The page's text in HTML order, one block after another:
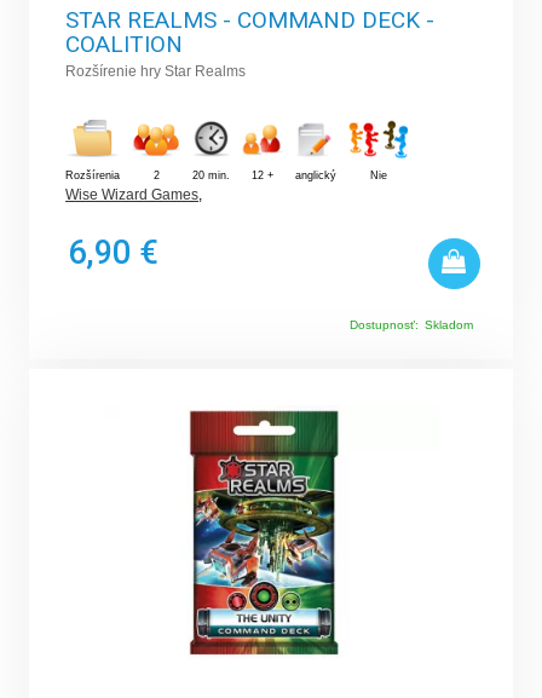
STAR REALMS - COMMAND DECK -
COALITION
Rozšírenie hry Star Realms
Rozšírenia 2 20 min. 12 + anglický Nie
Wise Wizard Games
6,90 €
Dostupnosť: Skladom